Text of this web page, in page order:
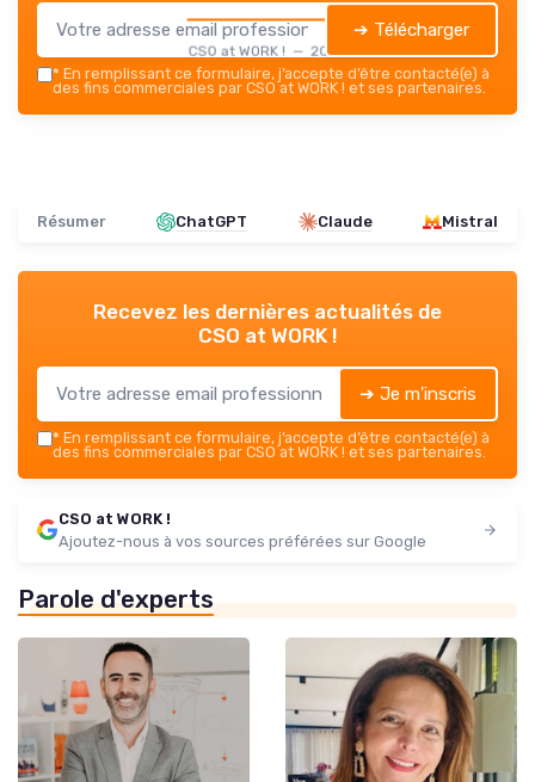
CSO at WORK ! — 2026
➔ Télécharger
* En remplissant ce formulaire, j’accepte d’être contacté(e) à
des fins commerciales par CSO at WORK ! et ses partenaires.
Résumer ChatGPT Claude Mistral
Recevez les dernières actualités de
CSO at WORK !
➔ Je m'inscris
* En remplissant ce formulaire, j’accepte d’être contacté(e) à
des fins commerciales par CSO at WORK ! et ses partenaires.
CSO at WORK !
Ajoutez-nous à vos sources préférées sur Google
Parole d'experts